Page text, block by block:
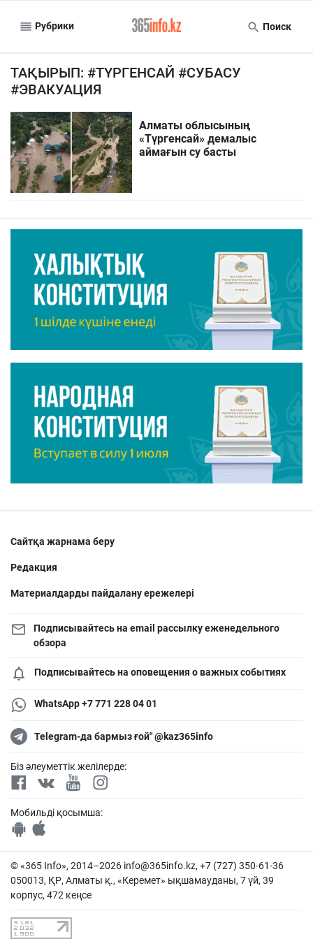
Рубрики Поиск
ТАҚЫРЫП: #ТҮРГЕНСАЙ #СУБАСУ
#ЭВАКУАЦИЯ
Алматы облысының
«Түргенсай» демалыс
аймағын су басты
Сайтқа жарнама беру
Редакция
Материалдарды пайдалану ережелері
Подписывайтесь на email рассылку еженедельного
обзора
Подписывайтесь на оповещения о важных событиях
WhatsApp +7 771 228 04 01
Telegram-да бармыз ғой" @kaz365info
Біз әлеуметтік желілерде:
Мобильді қосымша:
© «365 Info», 2014–2026 info@365info.kz, +7 (727) 350-61-36
050013, ҚР, Алматы қ., «Керемет» ықшамауданы, 7 үй, 39
корпус, 472 кеңсе